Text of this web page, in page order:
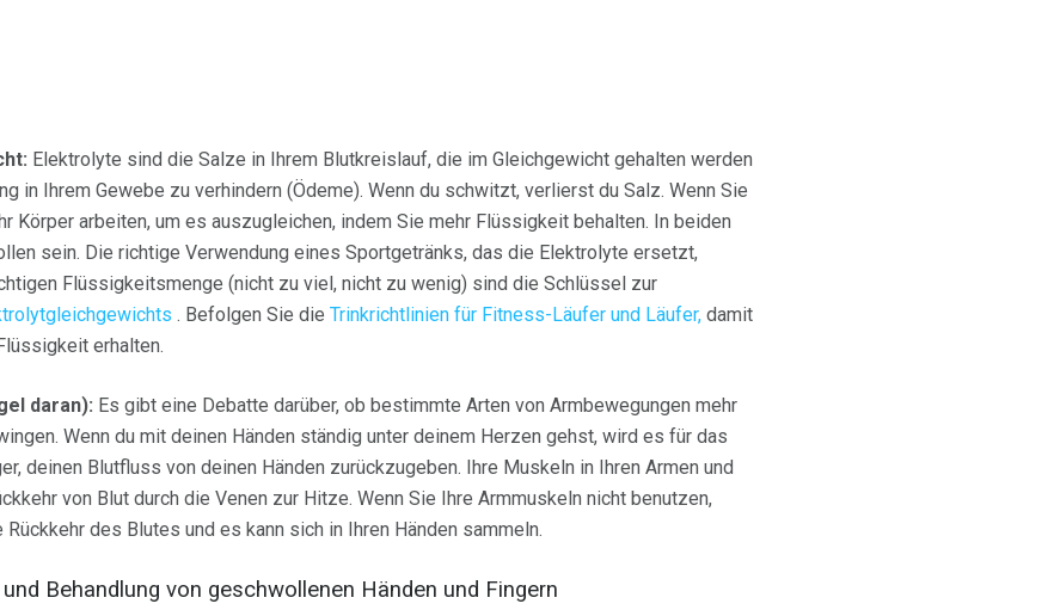
Elektrolyte sind die Salze in Ihrem Blutkreislauf, die im Gleichgewicht gehalten werden
in Ihrem Gewebe zu verhindern (Ödeme). Wenn du schwitzt, verlierst du Salz. Wenn Sie
Körper arbeiten, um es auszugleichen, indem Sie mehr Flüssigkeit behalten. In beiden
sein. Die richtige Verwendung eines Sportgetränks, das die Elektrolyte ersetzt,
Flüssigkeitsmenge (nicht zu viel, nicht zu wenig) sind die Schlüssel zur
. Befolgen Sie die Trinkrichtlinien für Fitness-Läufer und Läufer, damit
erhalten.
daran): Es gibt eine Debatte darüber, ob bestimmte Arten von Armbewegungen mehr
Wenn du mit deinen Händen ständig unter deinem Herzen gehst, wird es für das
deinen Blutfluss von deinen Händen zurückzugeben. Ihre Muskeln in Ihren Armen und
von Blut durch die Venen zur Hitze. Wenn Sie Ihre Armmuskeln nicht benutzen,
des Blutes und es kann sich in Ihren Händen sammeln.
Behandlung von geschwollenen Händen und Fingern